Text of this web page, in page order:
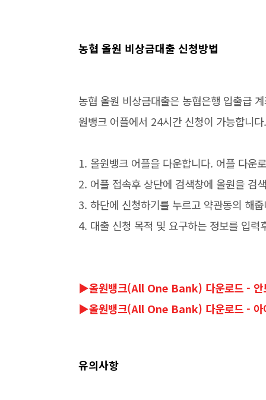
농협 올원 비상금대출 신청방법
농협 올원 비상금대출은 농협은행 입출급
원뱅크 어플에서 24시간 신청이 가능합니
1. 올원뱅크 어플을 다운합니다. 어플 다운
2. 어플 접속후 상단에 검색창에 올원을 검
3. 하단에 신청하기를 누르고 약관동의 해
4. 대출 신청 목적 및 요구하는 정보를 입
▶올원뱅크(All One Bank) 다운로드 - 안
▶올원뱅크(All One Bank) 다운로드 - 아
유의사항